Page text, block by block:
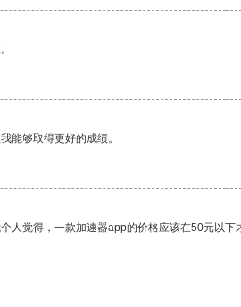
能够取得更好的成绩。
人觉得，一款加速器app的价格应该在50元以下